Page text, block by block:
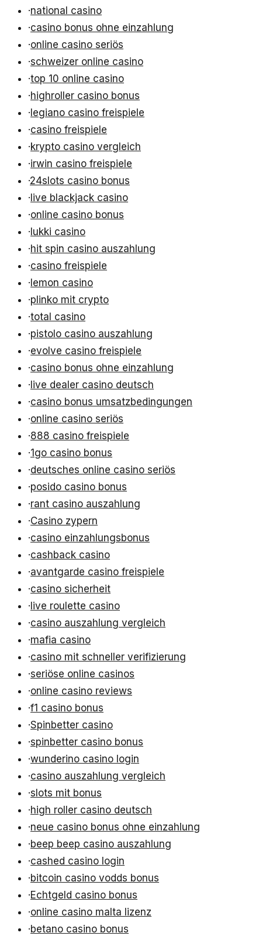
·national casino
·casino bonus ohne einzahlung
·online casino seriös
·schweizer online casino
·top 10 online casino
·highroller casino bonus
·legiano casino freispiele
·casino freispiele
·krypto casino vergleich
·irwin casino freispiele
·24slots casino bonus
·live blackjack casino
·online casino bonus
·lukki casino
·hit spin casino auszahlung
·casino freispiele
·lemon casino
·plinko mit crypto
·total casino
·pistolo casino auszahlung
·evolve casino freispiele
·casino bonus ohne einzahlung
·live dealer casino deutsch
·casino bonus umsatzbedingungen
·online casino seriös
·888 casino freispiele
·1go casino bonus
·deutsches online casino seriös
·posido casino bonus
·rant casino auszahlung
·Casino zypern
·casino einzahlungsbonus
·cashback casino
·avantgarde casino freispiele
·casino sicherheit
·live roulette casino
·casino auszahlung vergleich
·mafia casino
·casino mit schneller verifizierung
·seriöse online casinos
·online casino reviews
·f1 casino bonus
·Spinbetter casino
·spinbetter casino bonus
·wunderino casino login
·casino auszahlung vergleich
·slots mit bonus
·high roller casino deutsch
·neue casino bonus ohne einzahlung
·beep beep casino auszahlung
·cashed casino login
·bitcoin casino vodds bonus
·Echtgeld casino bonus
·online casino malta lizenz
·betano casino bonus